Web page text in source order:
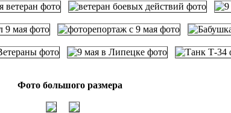
Фото большого размера